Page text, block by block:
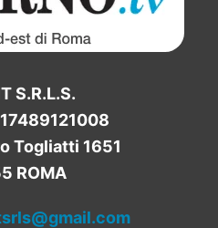
S.R.L.S.
Togliatti 1651
ROMA